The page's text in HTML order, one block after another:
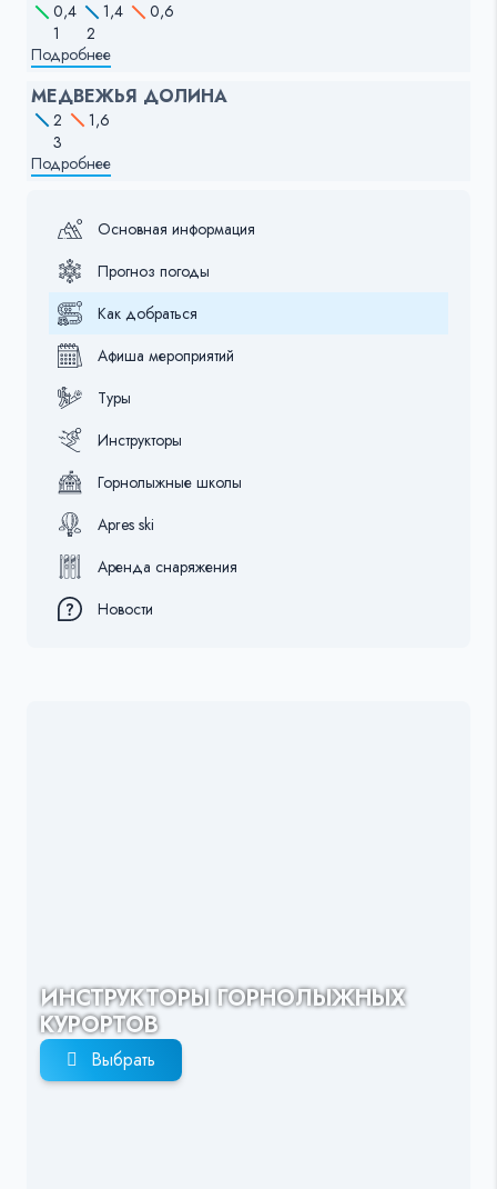
0,4 1,4
0,6
1
2
Подробнее
МЕДВЕЖЬЯ ДОЛИНА
2
1,6
3
Подробнее
Основная информация
Прогноз погоды
Как добраться
Афиша мероприятий
Туры
Инструкторы
Горнолыжные школы
Apres ski
Аренда снаряжения
Новости
ИНСТРУКТОРЫ ГОРНОЛЫЖНЫХ
КУРОРТОВ
Выбрать